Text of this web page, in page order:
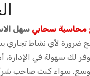
محاسبة سحابي سهل
ضرورة لأي نشاط تجاري
لك سهولة في الإدارة،
سواء كنت صاحب